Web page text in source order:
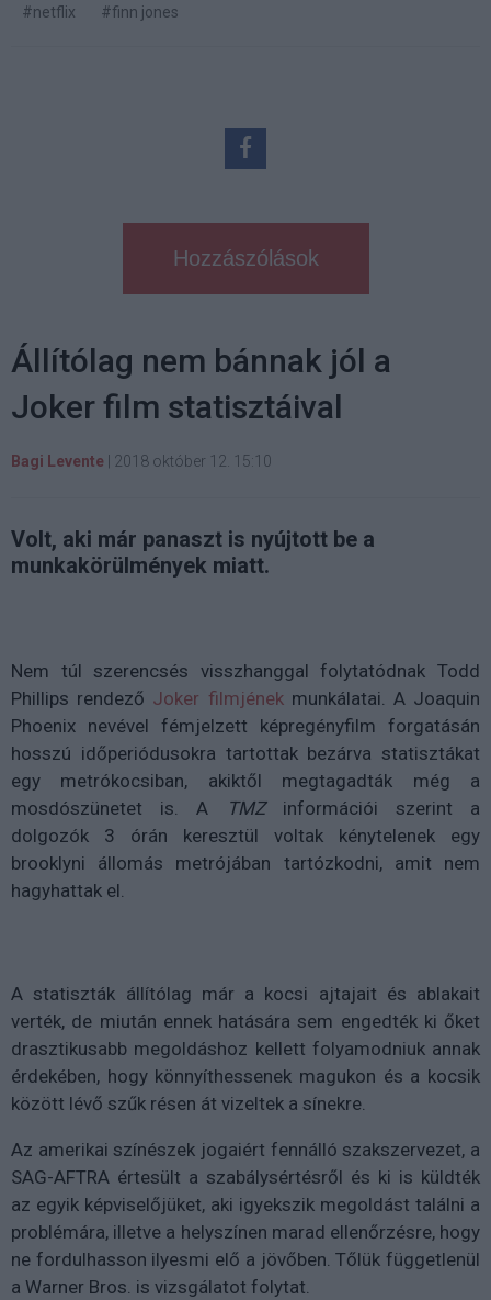
#netflix
#finn jones
Hozzászólások
Állítólag nem bánnak jól a
Joker film statisztáival
Bagi Levente 2018 október 12. 15:10
Volt, aki már panaszt is nyújtott be a
munkakörülmények miatt.
Nem túl szerencsés visszhanggal folytatódnak Todd
Phillips rendező Joker filmjénekmunkálatai. A Joaquin
Phoenix nevével fémjelzett képregényfilm forgatásán
hosszú időperiódusokra tartottak bezárva statisztákat
egy metrókocsiban, akiktől megtagadták még a
mosdószünetet is. A
TMZinformációi szerint a
dolgozók 3 órán keresztül voltak kénytelenek egy
brooklyni állomás metrójában tartózkodni, amit nem
hagyhattak el.
A statiszták állítólag már a kocsi ajtajait és ablakait
verték, de miután ennek hatására sem engedték ki őket
drasztikusabb megoldáshoz kellett folyamodniuk annak
érdekében, hogy könnyíthessenek magukon és a kocsik
között lévő szűk résen át vizeltek a sínekre.
Az amerikai színészek jogaiért fennálló szakszervezet, a
SAG-AFTRA értesült a szabálysértésről és ki is küldték
az egyik képviselőjüket, aki igyekszik megoldást találni a
problémára, illetve a helyszínen marad ellenőrzésre, hogy
ne fordulhasson ilyesmi elő a jövőben. Tőlük függetlenül
a Warner Bros. is vizsgálatot folytat.